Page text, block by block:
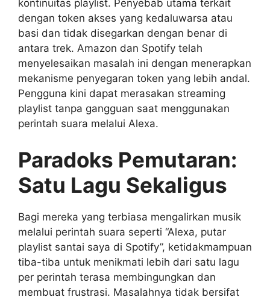
kontinuitas playlist. Penyebab utama terkait
dengan token akses yang kedaluwarsa atau
basi dan tidak disegarkan dengan benar di
antara trek. Amazon dan Spotify telah
menyelesaikan masalah ini dengan menerapkan
mekanisme penyegaran token yang lebih andal.
Pengguna kini dapat merasakan streaming
playlist tanpa gangguan saat menggunakan
perintah suara melalui Alexa.
Paradoks Pemutaran:
Satu Lagu Sekaligus
Bagi mereka yang terbiasa mengalirkan musik
melalui perintah suara seperti “Alexa, putar
playlist santai saya di Spotify”, ketidakmampuan
tiba-tiba untuk menikmati lebih dari satu lagu
per perintah terasa membingungkan dan
membuat frustrasi. Masalahnya tidak bersifat